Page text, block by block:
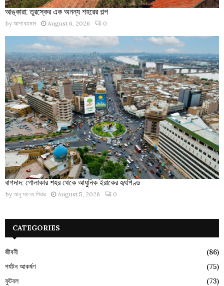
আঙ্কারা: তুরস্কের এক অনন্য শহরের গল্প
by আশা রহমান August 6, 2026 0
বাগদাদ: গোলাকার শহর থেকে আধুনিক ইরাকের হৃৎপিণ্ড
by আবু সালেহ পিয়ার August 5, 2026 0
CATEGORIES
জীবনী
(86)
পর্যটন আকর্ষণ
(75)
ফুটবল
(73)